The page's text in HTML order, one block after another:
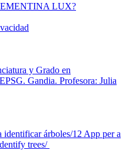
LUX?
y Grado en
Gandia. Profesora: Julia
identificar árboles/12 App per a
trees/